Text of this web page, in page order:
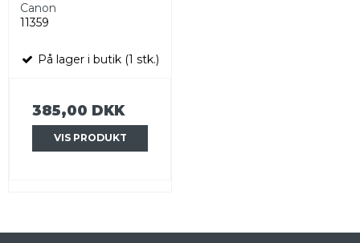
Canon
11359
På lager i butik (1 stk.)
385,00 DKK
VIS PRODUKT